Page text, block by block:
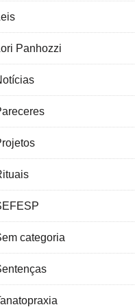
Panhozzi
categoria